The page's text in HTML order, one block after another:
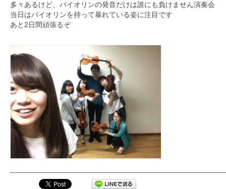
多々あるけど、 バイオリンの発音だけは誰にも負けません演奏会
当日はバイオリンを持って暴れている姿に注目です
あと2日間頑張るぞ